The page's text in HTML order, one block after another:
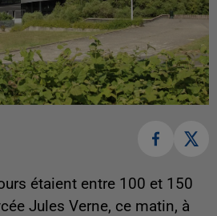
étaient entre 100 et 150
Jules Verne, ce matin, à